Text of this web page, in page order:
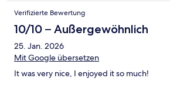
Verifizierte Bewertung
10/10 – Außergewöhnlich
25. Jan. 2026
Mit Google übersetzen
It was very nice, I enjoyed it so much!